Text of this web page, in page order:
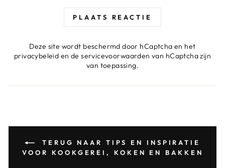
PLAATS REACTIE
Deze site wordt beschermd door hCaptcha en het
privacybeleid en deservicevoorwaarden van hCaptcha zijn
van toepassing.
TERUG NAAR TIPS EN INSPIRATIE
VOOR KOOKGEREI, KOKEN EN BAKKEN